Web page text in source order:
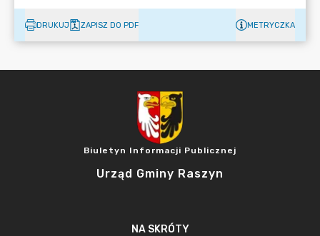
DRUKUJ ZAPISZ DO PDF METRYCZKA
Biuletyn Informacji Publicznej
Urząd Gminy Raszyn
NA SKRÓTY